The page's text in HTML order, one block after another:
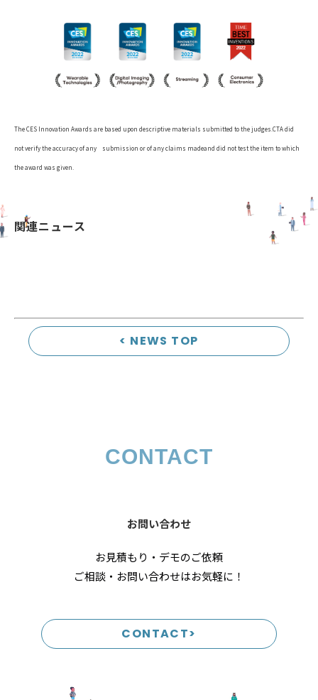
The CES Innovation Awards are based upon descriptive materials submitted to the judges.CTA did
not verify the accuracy of any submission or of any claims madeand did not test the item to which
the award was given.
関連ニュース
< NEWS TOP
CONTACT
お問い合わせ
お見積もり・デモのご依頼
ご相談・お問い合わせはお気軽に！
CONTACT>